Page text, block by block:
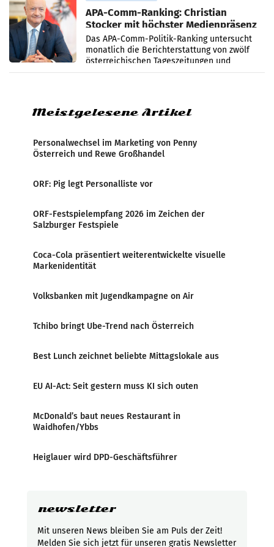
APA-Comm-Ranking: Christian
Stocker mit höchster Medienpräsenz
im Juli
Das APA-Comm-Politik-Ranking untersucht
monatlich die Berichterstattung von zwölf
österreichischen Tageszeitungen und
analysiert, welche Politikerinnen und
Meistgelesene Artikel
Personalwechsel im Marketing von Penny
Österreich und Rewe Großhandel
ORF: Pig legt Personalliste vor
ORF-Festspielempfang 2026 im Zeichen der
Salzburger Festspiele
Coca-Cola präsentiert weiterentwickelte visuelle
Markenidentität
Volksbanken mit Jugendkampagne on Air
Tchibo bringt Ube-Trend nach Österreich
Best Lunch zeichnet beliebte Mittagslokale aus
EU AI-Act: Seit gestern muss KI sich outen
McDonald’s baut neues Restaurant in
Waidhofen/Ybbs
Heiglauer wird DPD-Geschäftsführer
newsletter
Mit unseren News bleiben Sie am Puls der Zeit!
Melden Sie sich jetzt für unseren gratis Newsletter